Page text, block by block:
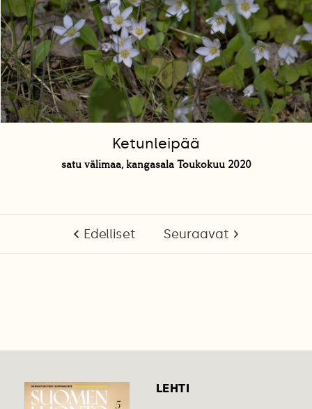
Ketunleipää
satu välimaa, kangasala Toukokuu 2020
Edelliset Seuraavat
LEHTI